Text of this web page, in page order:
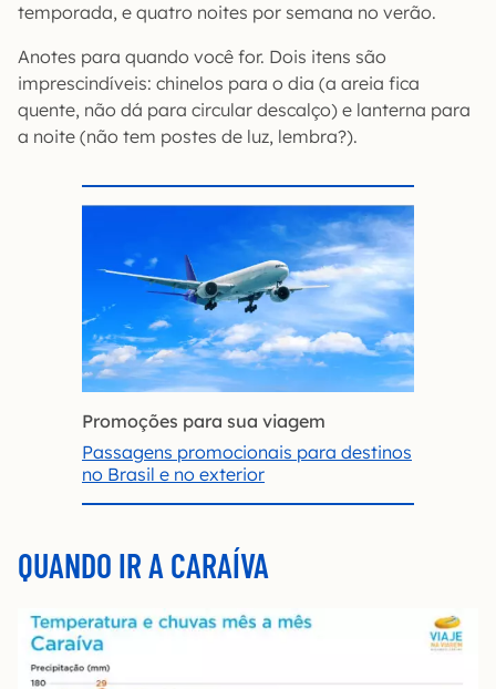
temporada, e quatro noites por semana no verão.
Anotes para quando você for. Dois itens são
imprescindíveis: chinelos para o dia (a areia fica
quente, não dá para circular descalço) e lanterna para
a noite (não tem postes de luz, lembra?).
Promoções para sua viagem
Passagens promocionais para destinos
no Brasil e no exterior
QUANDO IR A CARAÍVA